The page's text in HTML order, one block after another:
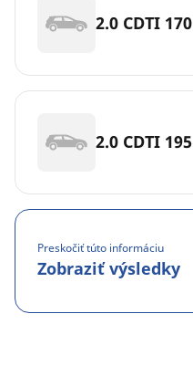
2.0 CDTI 170
2.0 CDTI 195
Preskočiť túto informáciu
Zobraziť výsledky